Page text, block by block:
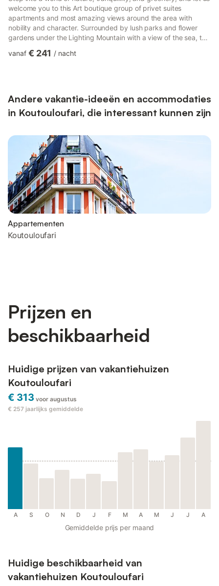
welcome you to this Art boutique group of privet suites
apartments and most amazing views around the area with
nobility and character. Surrounded by lush parks and flower
gardens under the Lighting Mountain with a view of the sea, this
a just a few minutes’ walk from the local center. All suites are in
vanaf € 241 / nacht
Andere vakantie-ideeën en accommodaties
in Koutouloufari, die interessant kunnen zijn
Appartementen
Koutouloufari
Prijzen en
beschikbaarheid
Huidige prijzen van vakantiehuizen
Koutouloufari
€ 313 voor augustus
€ 257 jaarlijks gemiddelde
A S O N D J F M A M J J A
Gemiddelde prijs per maand
Huidige beschikbaarheid van
vakantiehuizen Koutouloufari